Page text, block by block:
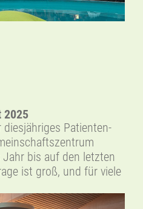
2025
Patienten-
bis auf den letzten
ist groß, und für viele